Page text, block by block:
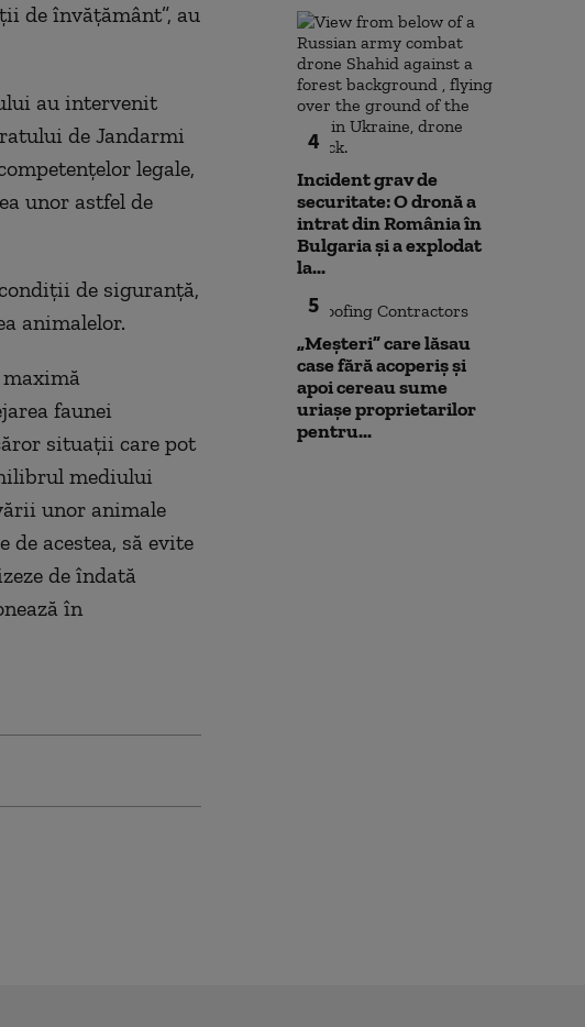
de învăţământ”, au
au intervenit
de Jandarmi
legale,
unor astfel de
de siguranţă,
animalelor.
maximă
faunei
situaţii care pot
mediului
unor animale
de acestea, să evite
de îndată
în
4
Incident grav de
securitate: O dronă a
intrat din România în
Bulgaria şi a explodat
la...
5
„Meșteri” care lăsau
case fără acoperiș și
apoi cereau sume
uriașe proprietarilor
pentru...